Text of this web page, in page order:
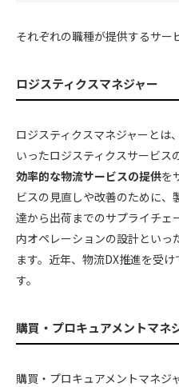
それぞれの職種が提供するサー
ロジスティクスマネジャー
ロジスティクスマネジャーとは
いったロジスティクスサービス
効率的な物流サービスの提供を
ビスの見直しや改善のために
達から出荷までのサプライチェ
内オペレーションの設計といっ
ます。近年、物流DX推進を受け
す。
購買・プロキュアメントマネ
購買・プロキュアメントマネジ